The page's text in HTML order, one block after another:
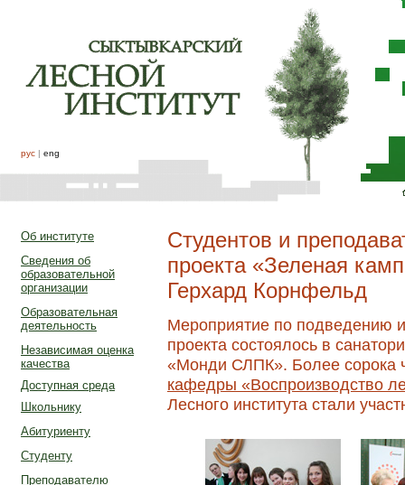
рус | eng
Об институте
Сведения об
образовательной
организации
Образовательная
деятельность
Независимая оценка
качества
Доступная среда
Школьнику
Абитуриенту
Студенту
Преподавателю
Студентов и
проекта «Зеленая
Герхард Корнфельд
Мероприятие по подведению
проекта состоялось в
«Монди СЛПК». Более сорока
кафедры «Воспроизводство
Лесного института стали